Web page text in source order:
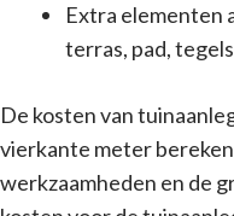
Extra elementen
terras, pad,
De kosten van
vierkante meter
werkzaamheden en de